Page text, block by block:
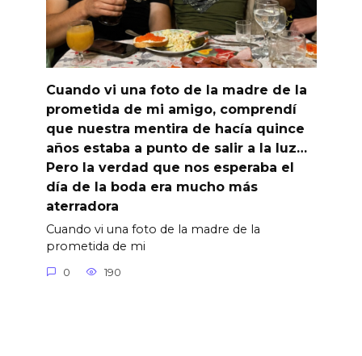
Cuando vi una foto de la madre de la
prometida de mi amigo, comprendí
que nuestra mentira de hacía quince
años estaba a punto de salir a la luz…
Pero la verdad que nos esperaba el
día de la boda era mucho más
aterradora
Cuando vi una foto de la madre de la
prometida de mi
0 190